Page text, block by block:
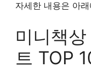
자세한 내용은 아
미니책
트 TOP